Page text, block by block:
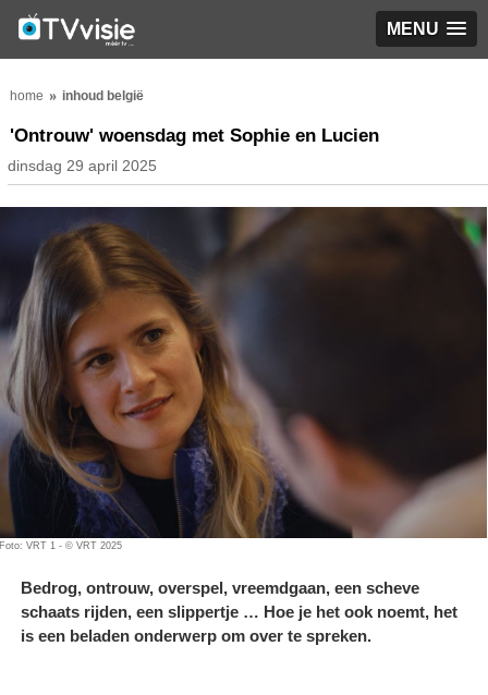
MENU
home inhoud belgië
'Ontrouw' woensdag met Sophie en Lucien
dinsdag 29 april 2025
Foto: VRT 1 - © VRT 2025
Bedrog, ontrouw, overspel, vreemdgaan, een scheve
schaats rijden, een slippertje … Hoe je het ook noemt, het
is een beladen onderwerp om over te spreken.